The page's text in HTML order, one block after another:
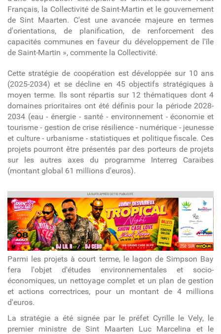
Français, la Collectivité de Saint-Martin et le gouvernement
de Sint Maarten. C'est une avancée majeure en termes
d'orientations, de planification, de renforcement des
capacités communes en faveur du développement de l'île
de Saint-Martin », commente la Collectivité.
Cette stratégie de coopération est développée sur 10 ans
(2025-2034) et se décline en 45 objectifs stratégiques à
moyen terme. Ils sont répartis sur 12 thématiques dont 4
domaines prioritaires ont été définis pour la période 2028-
2034 (eau - énergie - santé - environnement - économie et
tourisme - gestion de crise résilience - numérique - jeunesse
et culture - urbanisme - statistiques et politique fiscale. Ces
projets pourront être présentés par des porteurs de projets
sur les autres axes du programme Interreg Caraibes
(montant global 61 millions d'euros).
article
Parmi les projets à court terme, le lagon de Simpson Bay
fera l'objet d'études environnementales et socio-
économiques, un nettoyage complet et un plan de gestion
et actions correctrices, pour un montant de 4 millions
d'euros.
La stratégie a été signée par le préfet Cyrille le Vely, le
premier ministre de Sint Maarten Luc Marcelina et le